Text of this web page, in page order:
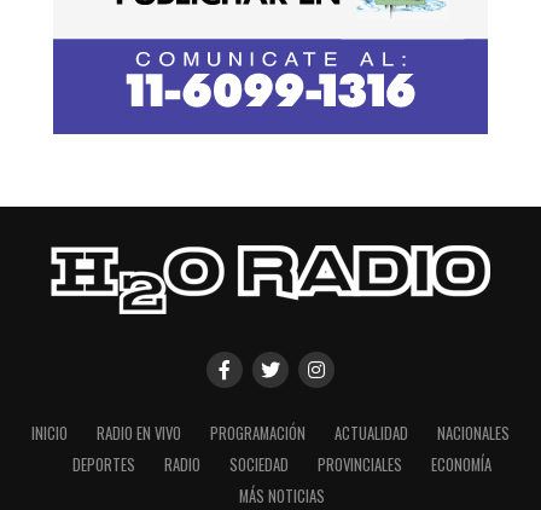
INICIO RADIO EN VIVO PROGRAMACIÓN ACTUALIDAD
NACIONALES
DEPORTES
RADIO SOCIEDAD PROVINCIALES
ECONOMÍA
MÁS NOTICIAS